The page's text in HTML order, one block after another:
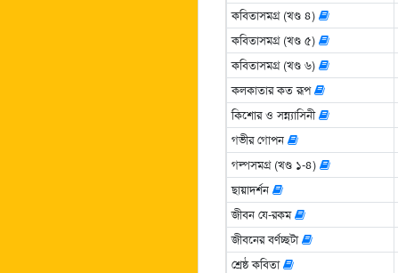
কবিতাসমগ্র (খণ্ড ৪)
কবিতাসমগ্র (খণ্ড ৫)
কবিতাসমগ্র (খণ্ড ৬)
কলকাতার কত রূপ
কিশোর ও সন্ন্যাসিনী
গভীর গোপন
গল্পসমগ্র (খণ্ড ১-৪)
ছায়াদর্শন
জীবন যে-রকম
জীবনের বর্ণচ্ছটা
শ্রেষ্ঠ কবিতা